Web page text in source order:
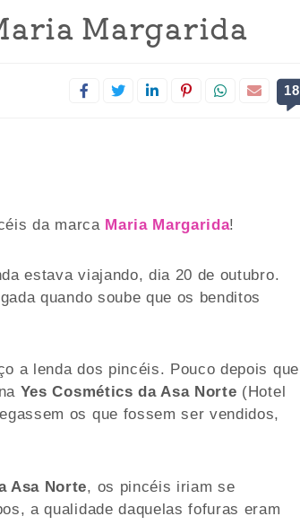
Margarida
18
da marca Maria Margarida!
estava viajando, dia 20 de outubro.
quando soube que os benditos
a lenda dos pincéis. Pouco depois que
Yes Cosmétics da Asa Norte (Hotel
os que fossem ser vendidos,
Asa Norte, os pincéis iriam se
a qualidade daquelas fofuras eram